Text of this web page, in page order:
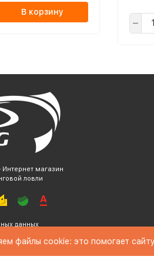
В корзину
магазин
ловли
данных
файлы cookie: это помогает